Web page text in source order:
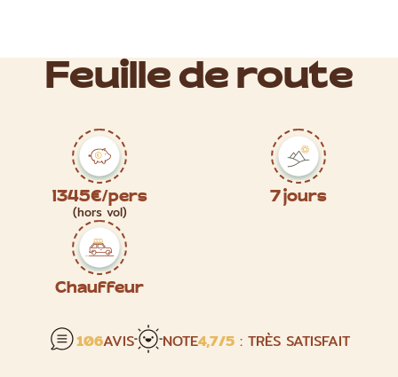
Feuille de route
1345€/pers
(hors vol)
7 jours
Chauffeur
106AVIS NOTE4,7/5 : TRÈS SATISFAIT